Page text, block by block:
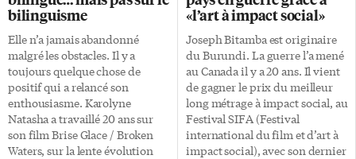
bilinguisme
Elle n’a jamais abandonné
malgré les obstacles. Il y a
toujours quelque chose de
positif qui a relancé son
enthousiasme. Karolyne
Natasha a travaillé 20 ans sur
son film Brise Glace / Broken
Waters, sur la lente évolution
«l’art à impact social»
Joseph Bitamba est originaire
du Burundi. La guerre l’a mené
au Canada il y a 20 ans. Il vient
de gagner le prix du meilleur
long métrage à impact social, au
Festival SIFA (Festival
international du film et d’art à
impact social), avec son dernier